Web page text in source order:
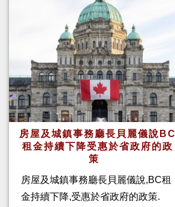
房屋及城鎮事務廳長貝麗儀說BC
租金持續下降受惠於省政府的政
策
房屋及城鎮事務廳長貝麗儀說,BC租
金持續下降,受惠於省政府的政策.